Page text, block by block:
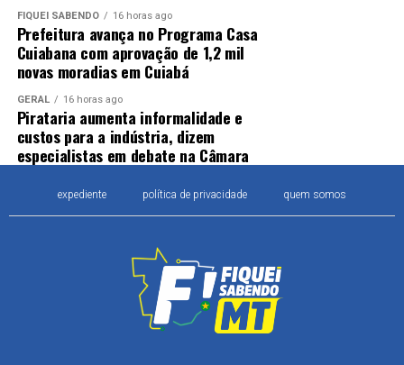
FIQUEI SABENDO 16 horas ago
Prefeitura avança no Programa Casa
Cuiabana com aprovação de 1,2 mil
novas moradias em Cuiabá
GERAL 16 horas ago
Pirataria aumenta informalidade e
custos para a indústria, dizem
especialistas em debate na Câmara
expediente política de privacidade quem somos